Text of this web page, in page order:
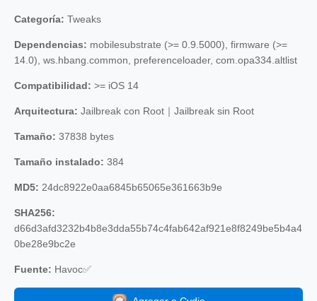
Categoría: Tweaks
Dependencias: mobilesubstrate (>= 0.9.5000), firmware (>=
14.0), ws.hbang.common, preferenceloader, com.opa334.altlist
Compatibilidad: >= iOS 14
Arquitectura: Jailbreak con Root｜Jailbreak sin Root
Tamaño: 37838 bytes
Tamaño instalado: 384
MD5: 24dc8922e0aa6845b65065e361663b9e
SHA256:
d66d3afd3232b4b8e3dda55b74c4fab642af921e8f8249be5b4a4
0be28e9bc2e
Fuente: Havoc✅